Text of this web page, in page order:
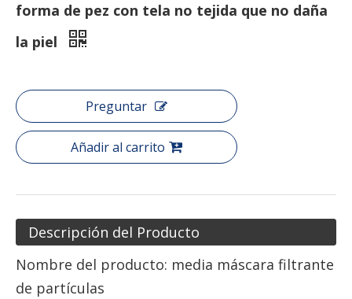
forma de pez con tela no tejida que no daña
la piel
Preguntar
Añadir al carrito
Descripción del Producto
Nombre del producto: media máscara filtrante
de partículas